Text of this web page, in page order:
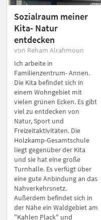
Sozialraum meiner
Kita- Natur
entdecken
von Reham Alrahmoun
Ich arbeite in
Familienzentrum- Annen.
Die Kita befindet sich in
einem Wohngebiet mit
vielen grünen Ecken. Es gibt
viel zu entdecken von
Natur, Sport und
Freizeitaktivitäten. Die
Holzkamp-Gesamtschule
liegt gegenüber der Kita
und sie hat eine große
Turnhalle. Es verfügt über
eine gute Anbindung an das
Nahverkehrsnetz.
Außerdem befindet sich in
der Nähe ein Waldgebiet am
"Kahlen Plack" und